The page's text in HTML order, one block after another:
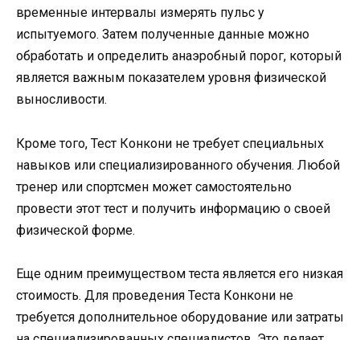
временные интервалы измерять пульс у
испытуемого. Затем полученные данные можно
обработать и определить анаэробный порог, который
является важным показателем уровня физической
выносливости.
Кроме того, Тест Конкони не требует специальных
навыков или специализированного обучения. Любой
тренер или спортсмен может самостоятельно
провести этот тест и получить информацию о своей
физической форме.
Еще одним преимуществом теста является его низкая
стоимость. Для проведения Теста Конкони не
требуется дополнительное оборудование или затраты